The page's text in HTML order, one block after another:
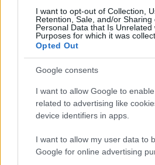
I want to opt-out of Collection,
Retention, Sale, and/or Sharing
Personal Data that Is Unrelated
Purposes for which it was
Opted Out
Google consents
I want to allow Google to
related to advertising like
device identifiers in apps.
I want to allow my user data to
Google for online advertising